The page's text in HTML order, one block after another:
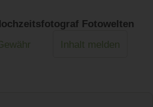
Fotowelten
Inhalt melden